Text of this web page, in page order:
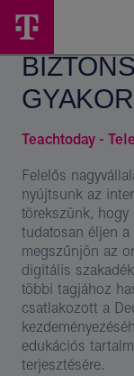
Teachtoday
Magyar
Telekom
Főmenü
lehetőségek
Teachtoday -
Felelős
nyújtsunk az
törekszünk,
tudatosan éljen
megszűnjön az
digitális
többi tagjához
csatlakozott a
edukációs
terjesztésére.